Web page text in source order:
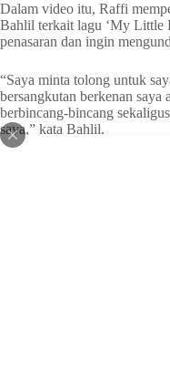
Dalam video itu, Raffi
Bahlil terkait lagu ‘My Little
penasaran dan ingin
“Saya minta tolong untuk
bersangkutan berkenan saya
berbincang-bincang
saya,” kata Bahlil.
Bahlil bercerita lagu
anaknya. “Saya lagi ibadah
saya aja ketawain saya,
Raffi menimpali bahwa
menyanyikan lagu tersebut.
kepada Raffi untuk mencari
Bahlil menghargai lagu
segala kreativitas yang